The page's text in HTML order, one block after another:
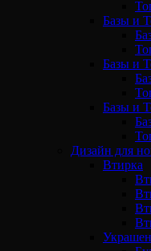
Базы и
Базы и
Базы и
Дизайн для
Втирка